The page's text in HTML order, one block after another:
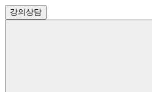
강의상담